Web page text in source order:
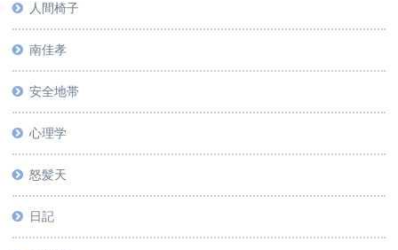
人間椅子
南佳孝
安全地帯
心理学
怒髪天
日記